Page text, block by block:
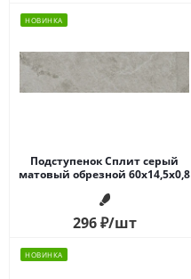
НОВИНКА
Подступенок Сплит серый
матовый обрезной 60x14,5x0,8
296₽/шт
НОВИНКА